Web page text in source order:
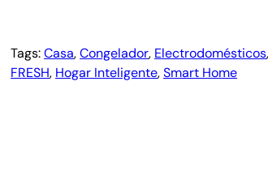
Tags:Casa, Congelador, Electrodomésticos
FRESH, Hogar Inteligente, Smart Home